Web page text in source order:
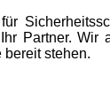
Partner.
bereit stehen.